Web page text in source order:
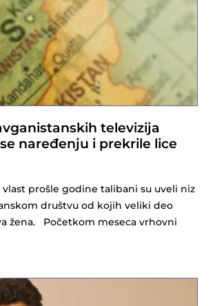
televizija
naređenju i prekrile lice
prošle godine talibani su uveli niz
društvu od kojih veliki deo
žena. Početkom meseca vrhovni